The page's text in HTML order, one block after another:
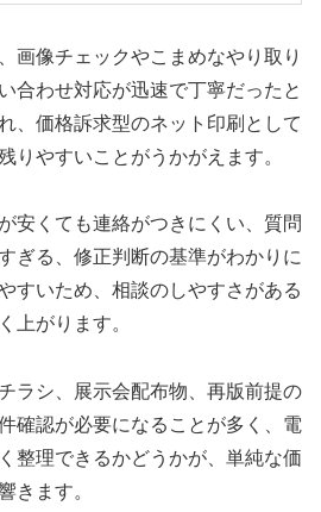
画像チェックやこまめなやり取り
合わせ対応が迅速で丁寧だったと
、価格訴求型のネット印刷として
りやすいことがうかがえます。
安くても連絡がつきにくい、質問
ぎる、修正判断の基準がわかりに
すいため、相談のしやすさがある
上がります。
ラシ、展示会配布物、再版前提の
確認が必要になることが多く、電
整理できるかどうかが、単純な価
きます。